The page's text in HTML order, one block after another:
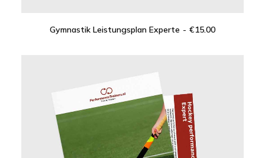
IN DEN WARENKORB
Gymnastik Leistungsplan Experte €15.00